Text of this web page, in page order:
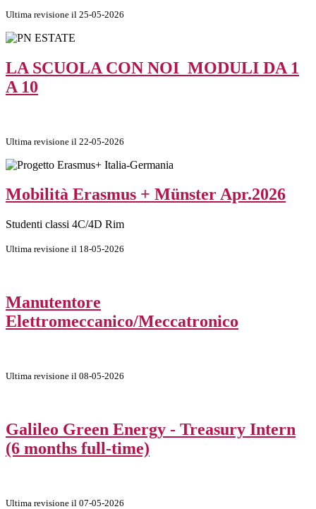
Ultima revisione il 25-05-2026
LA SCUOLA CON NOI_MODULI DA 1
A 10
Ultima revisione il 22-05-2026
Mobilità Erasmus + Münster Apr.2026
Studenti classi 4C/4D Rim
Ultima revisione il 18-05-2026
Manutentore
Elettromeccanico/Meccatronico
Ultima revisione il 08-05-2026
Galileo Green Energy - Treasury Intern
(6 months full-time)
Ultima revisione il 07-05-2026